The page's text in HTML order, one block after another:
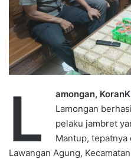
L amongan,
Lamongan
pelaku jambret
Mantup, tepatnya
Lawangan Agung,